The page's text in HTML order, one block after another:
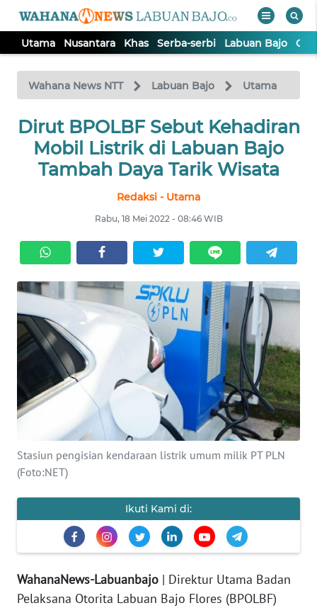
Utama Nusantara Khas Serba-serbi Labuan Bajo
Wahana News NTT Labuan Bajo Utama
Dirut BPOLBF Sebut Kehadiran
Mobil Listrik di Labuan Bajo
Tambah Daya Tarik Wisata
Redaksi - Utama
Rabu, 18 Mei 2022 - 08:46 WIB
Stasiun pengisian kendaraan listrik umum milik PT PLN
(Foto:NET)
Ikuti Kami di:
WahanaNews-Labuanbajo | Direktur Utama Badan
Pelaksana Otorita Labuan Bajo Flores (BPOLBF)
TV
Tutup
UTAMA
NUSANTARA
SERBA-
SERBI
LABUAN
BAJO
OPINI
Informasi
KONTAK
TENTANG
KAMI